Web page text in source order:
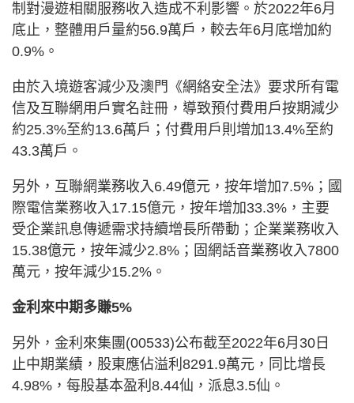
制對漫遊相關服務收入造成不利影響。於2022年6月
底止，整體用戶量約56.9萬戶，較去年6月底增加約
0.9%。
由於入境遊客減少及澳門《網絡安全法》要求所有電
信及互聯網用戶實名註冊，導致預付費用戶按期減少
約25.3%至約13.6萬戶；付費用戶則增加13.4%至約
43.3萬戶。
另外，互聯網業務收入6.49億元，按年增加7.5%；國
際電信業務收入17.15億元，按年增加33.3%，主要
受企業訊息傳遞需求持續增長所帶動；企業業務收入
15.38億元，按年減少2.8%；固網話音業務收入7800
萬元，按年減少15.2%。
金利來中期多賺5%
另外，金利來集團(00533)公布截至2022年6月30日
止中期業績，股東應佔溢利8291.9萬元，同比增長
4.98%，每股基本盈利8.44仙，派息3.5仙。